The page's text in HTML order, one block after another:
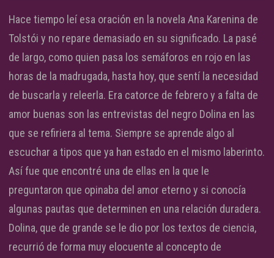
Hace tiempo leí esa oración en la novela Ana Karenina de
Tolstói y no repare demasiado en su significado. La pasé
de largo, como quien pasa los semáforos en rojo en las
horas de la madrugada, hasta hoy, que sentí la necesidad
de buscarla y releerla. Era catorce de febrero y a falta de
amor buenas son las entrevistas del negro Dolina en las
que se refiriera al tema. Siempre se aprende algo al
escuchar a tipos que ya han estado en el mismo laberinto.
Así fue que encontré una de ellas en la que le
preguntaron que opinaba del amor eterno y si conocía
algunas pautas que determinen en una relación duradera.
Dolina, que de grande se le dio por los textos de ciencia,
recurrió de forma muy elocuente al concepto de